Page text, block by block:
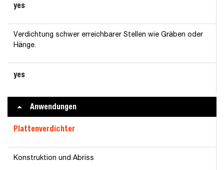
yes
Verdichtung schwer erreichbarer Stellen wie Gräben oder
Hänge.
yes
Anwendungen
Plattenverdichter
Konstruktion und Abriss